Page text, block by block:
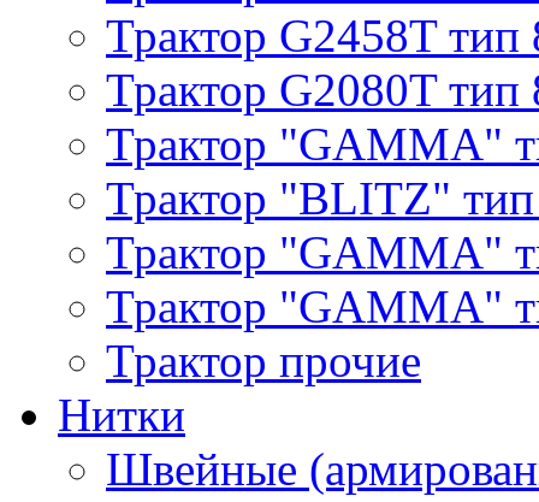
Трактор G2458T тип
Трактор G2080T тип
Трактор "GAMMA"
Трактор "BLITZ"
Трактор "GAMMA"
Трактор "GAMMA"
Трактор прочие
Нитки
Швейные